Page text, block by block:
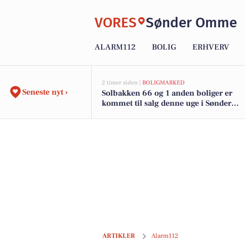
VORES Sønder Omme
ALARM112 BOLIG ERHVERV
Seneste nyt ›
2 timer siden | BOLIGMARKED
Solbakken 66 og 1 anden boliger er
kommet til salg denne uge i Sønder
ARTIKLER Alarm112
Voldsomt sammenstød på motorvejen